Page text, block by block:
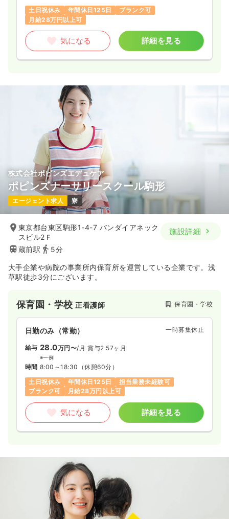
土日祝休み
年間休日125日
ブランク可
月給28万円以上可
気になる 詳細を見る
株式会社ポピンズエデュケア
ポピンズナーサリースクール駒形
エージェント求人 寮
東京都台東区駒形1-4-7 バンダイアネック
スビル2Ｆ
蔵前駅
5分
施設詳細
大手企業や病院の事業所内保育所を運営している企業です。浅
草駅徒歩3分にございます。
保育園・学校正看護師 保育園・学校
日勤のみ（常勤） 一時募集休止
給与 28.0万円〜/月 賞与2.57ヶ月
※一例
時間 8:00～18:30 （休憩60分）
土日祝休み
年間休日125日
担当業務未経験可
ブランク可
月給28万円以上可
気になる 詳細を見る